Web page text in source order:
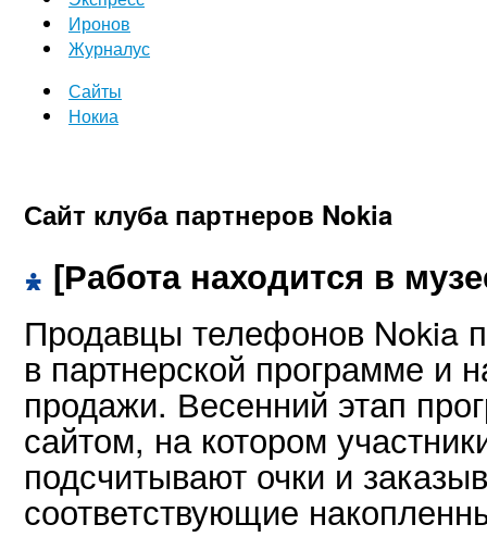
Иронов
Журналус
Сайты
Нокиа
Сайт клуба партнеров Nokia
[Работа находится в
Продавцы телефонов Nokia
в партнерской программе и
продажи. Весенний этап
сайтом, на котором
подсчитывают очки и
соответствующие